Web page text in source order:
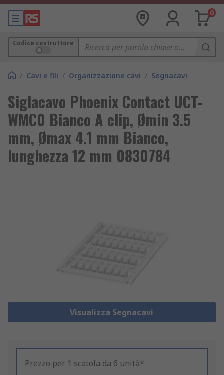
0
Codice costruttore
/ Cavi e fili / Organizzazione cavi / Segnacavi
Siglacavo Phoenix Contact UCT-
WMC0 Bianco A clip, Ømin 3.5
mm, Ømax 4.1 mm Bianco,
lunghezza 12 mm 0830784
Visualizza Segnacavi
Prezzo per 1 scatola da 6 unità*